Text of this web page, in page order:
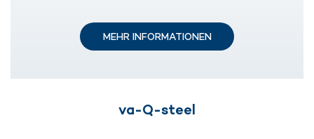
MEHR INFORMATIONEN
va-Q-steel